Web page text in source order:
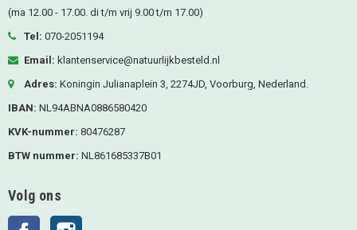
(ma 12.00 - 17.00. di t/m vrij 9.00 t/m 17.00)
Tel: 070-2051194
Email: klantenservice@natuurlijkbesteld.nl
Adres: Koningin Julianaplein 3, 2274JD, Voorburg, Nederland.
IBAN: NL94ABNA0886580420
KVK-nummer: 80476287
BTW nummer: NL861685337B01
Volg ons
Facebook